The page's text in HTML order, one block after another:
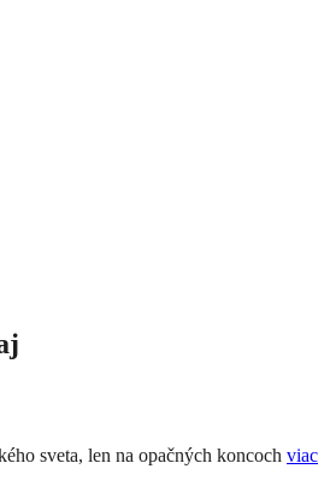
sveta, len na opačných koncoch viac